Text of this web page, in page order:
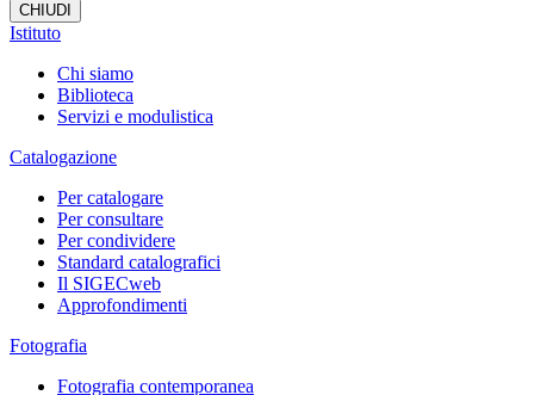
CHIUDI
Istituto
Chi siamo
Biblioteca
Servizi e modulistica
Catalogazione
Per catalogare
Per consultare
Per condividere
Standard catalografici
Il SIGECweb
Approfondimenti
Fotografia
Fotografia contemporanea